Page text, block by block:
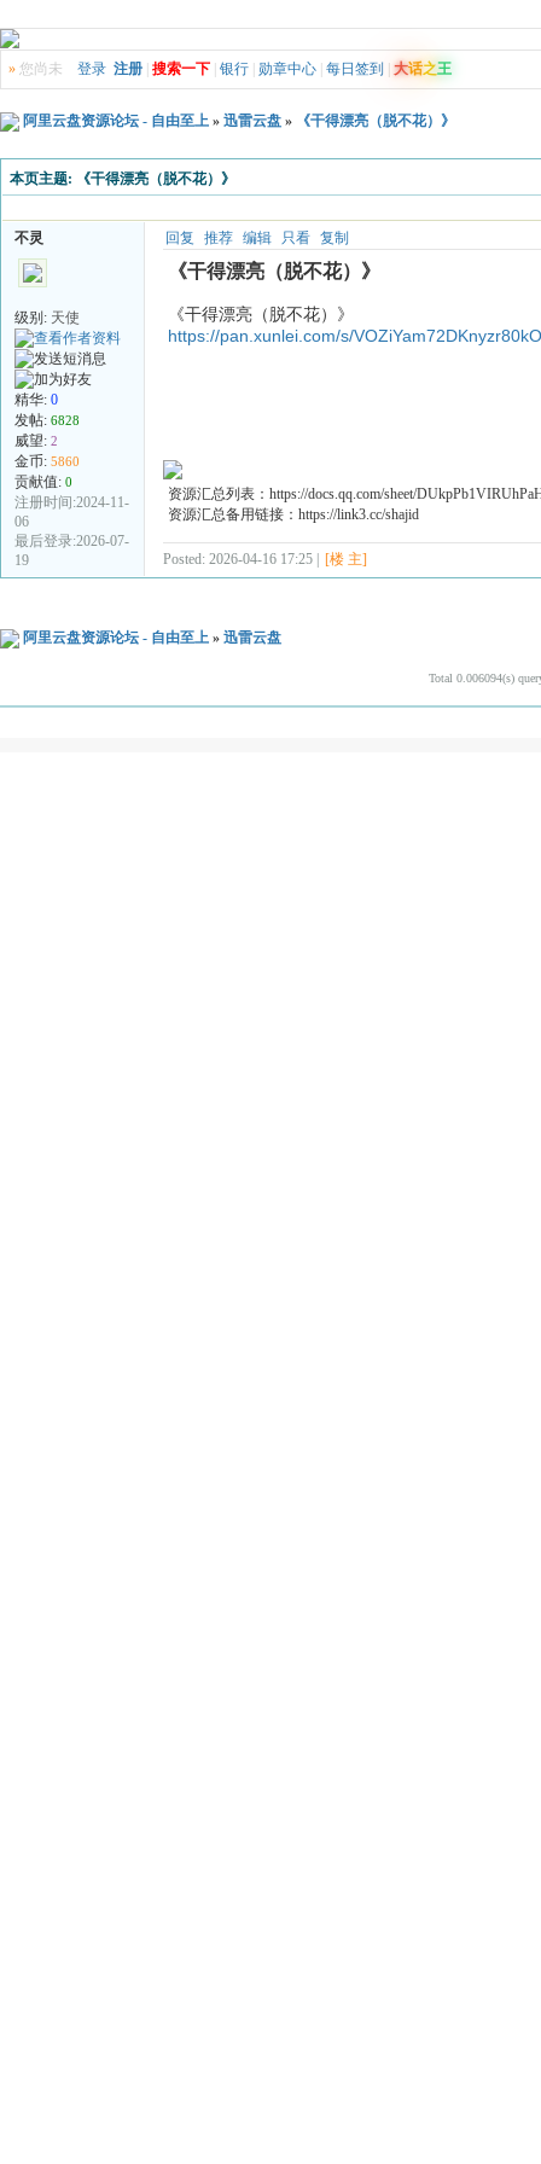
» 您尚未 登录 注册 搜索一下 银行 勋章中心 每日签到 大话之王
阿里云盘资源论坛 - 自由至上 » 迅雷云盘 » 《干得漂亮（脱不花）》
本页主题: 《干得漂亮（脱不花）》
不灵
级别: 天使
精华: 0
发帖: 6828
威望: 2
金币: 5860
贡献值: 0
注册时间:2024-11-
06
最后登录:2026-07-
19
回复 推荐 编辑 只看 复制
《干得漂亮（脱不花）》
《干得漂亮（脱不花）》
https://pan.xunlei.com/s/
资源汇总列表：https://docs.qq.com/sheet/
资源汇总备用链接：https://link3.cc/shajid
Posted: 2026-04-16 17:25 | [楼 主]
阿里云盘资源论坛 - 自由至上 » 迅雷云盘
Total 0.006094(s)